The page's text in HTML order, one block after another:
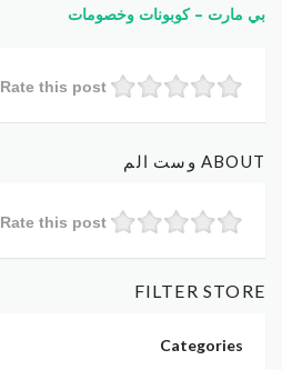
بي مارت – كوبونات وخصومات
Rate this post
ABOUT وست الم
Rate this post
FILTER STORE
Categories